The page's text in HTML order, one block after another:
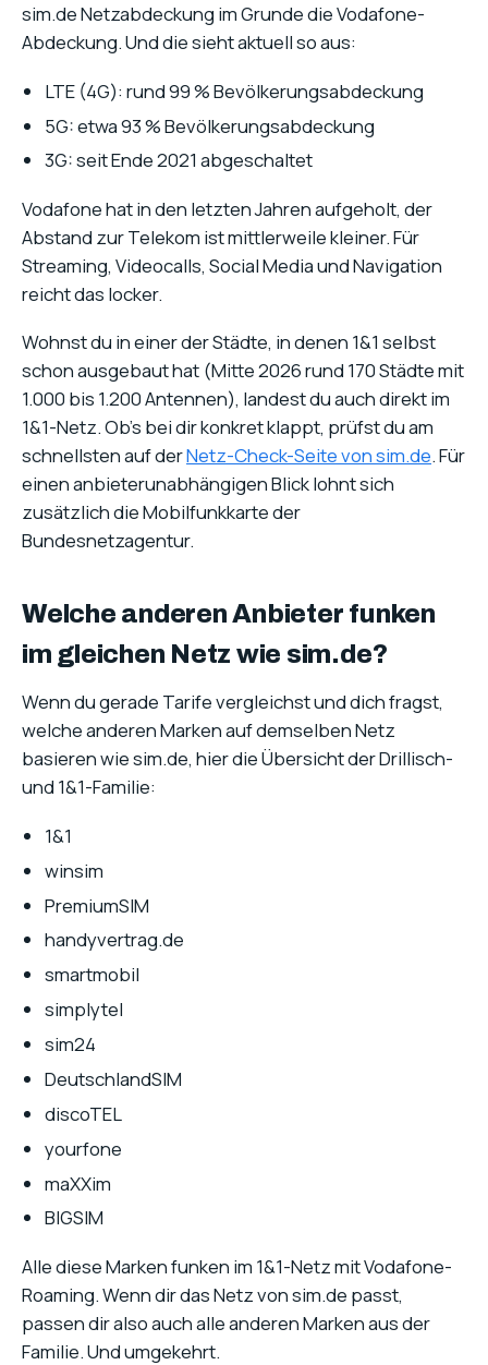
sim.de Netzabdeckung im Grunde die Vodafone-
Abdeckung. Und die sieht aktuell so aus:
LTE (4G): rund 99 % Bevölkerungsabdeckung
5G: etwa 93 % Bevölkerungsabdeckung
3G: seit Ende 2021 abgeschaltet
Vodafone hat in den letzten Jahren aufgeholt, der
Abstand zur Telekom ist mittlerweile kleiner. Für
Streaming, Videocalls, Social Media und Navigation
reicht das locker.
Wohnst du in einer der Städte, in denen 1&1 selbst
schon ausgebaut hat (Mitte 2026 rund 170 Städte mit
1.000 bis 1.200 Antennen), landest du auch direkt im
1&1-Netz. Ob’s bei dir konkret klappt, prüfst du am
schnellsten auf derNetz-Check-Seite von sim.de. Für
einen anbieterunabhängigen Blick lohnt sich
zusätzlich die Mobilfunkkarte der
Bundesnetzagentur.
Welche anderen Anbieter funken
im gleichen Netz wie sim.de?
Wenn du gerade Tarife vergleichst und dich fragst,
welche anderen Marken auf demselben Netz
basieren wie sim.de, hier die Übersicht der Drillisch-
und 1&1-Familie:
1&1
winsim
PremiumSIM
handyvertrag.de
smartmobil
simplytel
sim24
DeutschlandSIM
discoTEL
yourfone
maXXim
BIGSIM
Alle diese Marken funken im 1&1-Netz mit Vodafone-
Roaming. Wenn dir das Netz von sim.de passt,
passen dir also auch alle anderen Marken aus der
Familie. Und umgekehrt.